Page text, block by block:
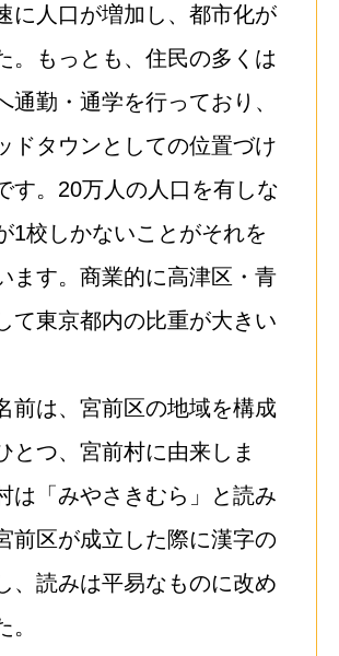
に人口が増加し、都市化が
。もっとも、住民の多くは
通勤・通学を行っており、
ドタウンとしての位置づけ
す。20万人の人口を有しな
1校しかないことがそれを
ます。商業的に高津区・青
て東京都内の比重が大きい
前は、宮前区の地域を構成
とつ、宮前村に由来しま
は「みやさきむら」と読み
前区が成立した際に漢字の
、読みは平易なものに改め
。